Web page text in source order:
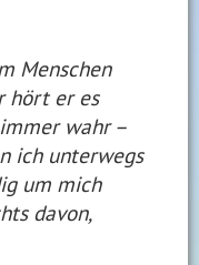
Menschen
hört er es
wahr –
ich unterwegs
um mich
davon,